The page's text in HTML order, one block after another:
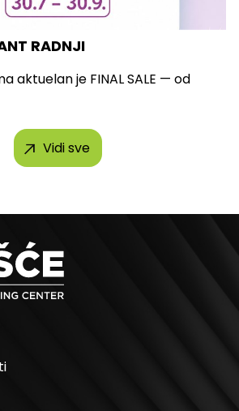
RADNJI
aktuelan je FINAL SALE — od
Vidi sve